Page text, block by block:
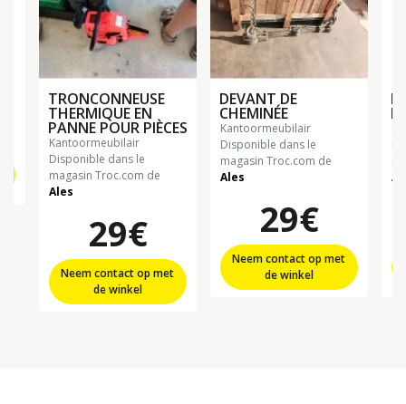
TRONCONNEUSE
THERMIQUE EN
PANNE POUR PIÈCES
kantoormeubilair
Disponible dans le
magasin Troc.com de
Ales
29€
Neem contact op met
de winkel
DEVANT DE
CHEMINÉE
kantoormeubilair
Disponible dans le
magasin Troc.com de
Ales
29€
Neem contact op met
de winkel